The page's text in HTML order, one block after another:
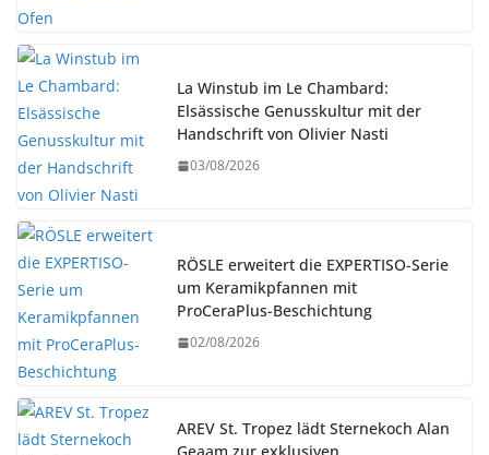
La Winstub im Le Chambard:
Elsässische Genusskultur mit der
Handschrift von Olivier Nasti
03/08/2026
RÖSLE erweitert die EXPERTISO-Serie
um Keramikpfannen mit
ProCeraPlus-Beschichtung
02/08/2026
AREV St. Tropez lädt Sternekoch Alan
Geaam zur exklusiven